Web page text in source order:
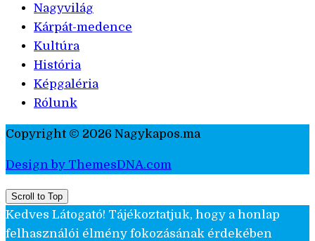
Nagyvilág
Kárpát-medence
Kultúra
História
Képgaléria
Rólunk
Copyright © 2026 Nagykapos.ma
Design by ThemesDNA.com
Scroll to Top
Kedves Látogató! Tájékoztatjuk, hogy a honlap
felhasználói élmény fokozásának érdekében